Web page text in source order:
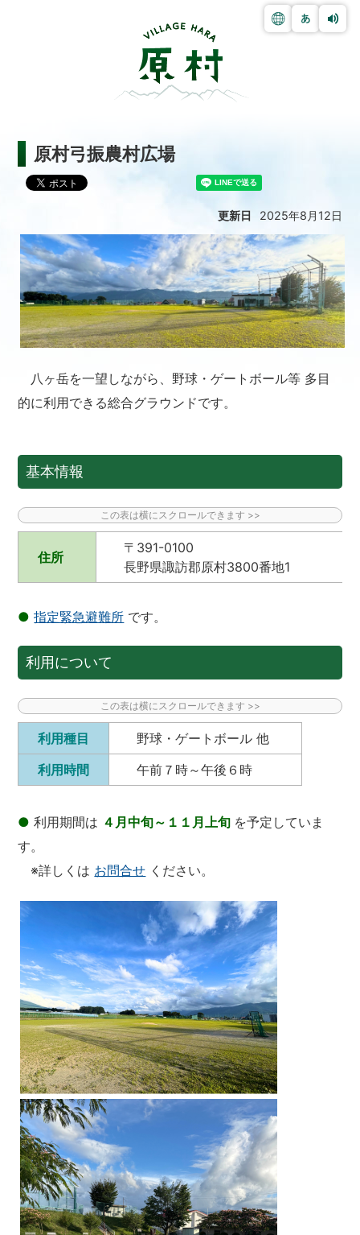
原村弓振農村広場
更新日 2025年8月12日
八ヶ岳を一望しながら、野球・ゲートボール等 多目
的に利用できる総合グラウンドです。
基本情報
住所
〒391-0100
長野県諏訪郡原村3800番
● 指定緊急避難所 です。
利用について
利用種目
野球・ゲートボール 他
利用時間
午前７時～午後６時
● 利用期間は ４月中旬～１１月上旬 を予定していま
す。
※詳しくは お問合せ ください。